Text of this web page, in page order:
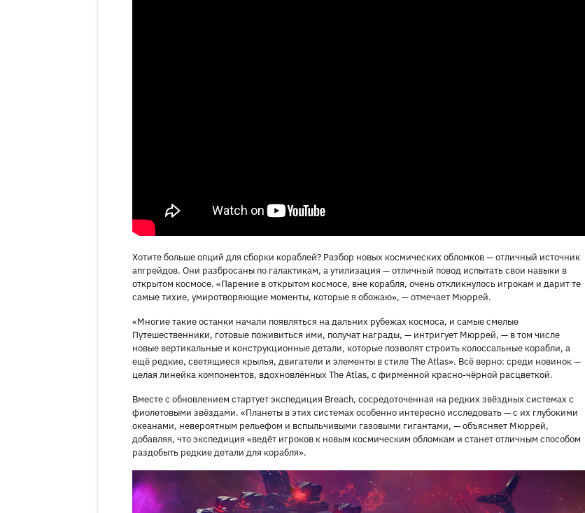
Хотите больше опций для сборки кораблей? Разбор новых космических обломков — отличный источник
апгрейдов. Они разбросаны по галактикам, а утилизация — отличный повод испытать свои навыки в
открытом космосе. «Парение в открытом космосе, вне корабля, очень откликнулось игрокам и дарит те
самые тихие, умиротворяющие моменты, которые я обожаю», — отмечает Мюррей.
«Многие такие останки начали появляться на дальних рубежах космоса, и самые смелые
Путешественники, готовые поживиться ими, получат награды, — интригует Мюррей, — в том числе
новые вертикальные и конструкционные детали, которые позволят строить колоссальные корабли, а
ещё редкие, светящиеся крылья, двигатели и элементы в стиле The Atlas». Всё верно: среди новинок —
целая линейка компонентов, вдохновлённых The Atlas, с фирменной красно‑чёрной расцветкой.
Вместе с обновлением стартует экспедиция Breach, сосредоточенная на редких звёздных системах с
фиолетовыми звёздами. «Планеты в этих системах особенно интересно исследовать — с их глубокими
океанами, невероятным рельефом и вспыльчивыми газовыми гигантами, — объясняет Мюррей,
добавляя, что экспедиция «ведёт игроков к новым космическим обломкам и станет отличным способом
раздобыть редкие детали для корабля».